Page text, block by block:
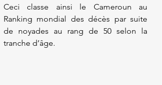
Ceci classe ainsi le Cameroun au
Ranking mondial des décès par suite
de noyades au rang de 50 selon la
tranche d’âge.